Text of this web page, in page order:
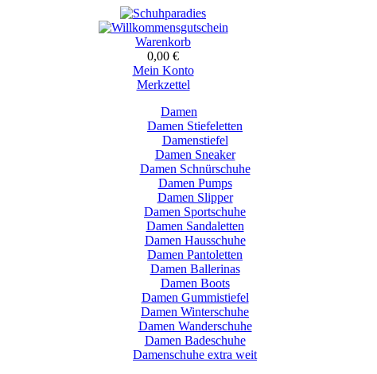
Warenkorb
0,00 €
Mein Konto
Merkzettel
Damen
Damen Stiefeletten
Damenstiefel
Damen Sneaker
Damen Schnürschuhe
Damen Pumps
Damen Slipper
Damen Sportschuhe
Damen Sandaletten
Damen Hausschuhe
Damen Pantoletten
Damen Ballerinas
Damen Boots
Damen Gummistiefel
Damen Winterschuhe
Damen Wanderschuhe
Damen Badeschuhe
Damenschuhe extra weit